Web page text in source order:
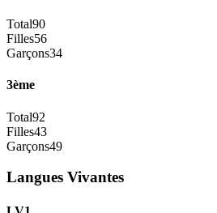
Total90
Filles56
Garçons34
3ème
Total92
Filles43
Garçons49
Langues Vivantes